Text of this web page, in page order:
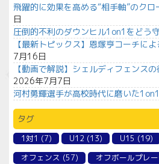
飛躍的に効果を高める“相手軸”のクロ
日
圧倒的不利のダウンヒル1on1をどう
【最新トピックス】恩塚亨コーチによ
7月16日
【動画で解説】シェルディフェンス
2026年7月7日
河村勇輝選手が高校時代に磨いた
タグ
1対1 (7) U12 (13) U15 (19)
オフェンス (57) オフボールプレ